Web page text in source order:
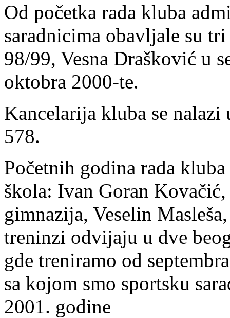
Od početka rada kluba
saradnicima obavljale su
98/99, Vesna Drašković u
oktobra 2000-te.
Kancelarija kluba se
578.
Početnih godina rada
škola: Ivan Goran
gimnazija, Veselin
treninzi odvijaju u dve
gde treniramo od
sa kojom smo sportsku
2001. godine